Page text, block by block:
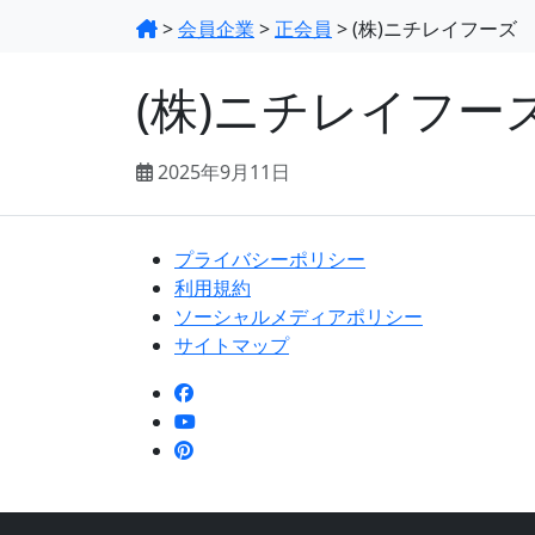
>会員企業 > 正会員 >(株)ニチレイフーズ
(株)ニチレイフー
2025年9月11日
プライバシーポリシー
利用規約
ソーシャルメディアポリシー
サイトマップ